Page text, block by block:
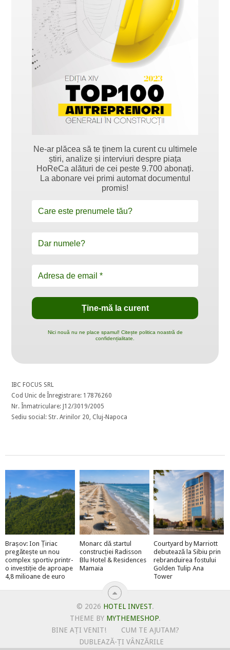
Ne-ar plăcea să te ținem la curent cu ultimele
știri, analize și interviuri despre piața
HoReCa alături de cei peste 9.700 abonați.
La abonare vei primi automat documentul
promis!
Nici nouă nu ne place spamul! Citește politica noastră de
confidențialitate.
IBC FOCUS SRL
Cod Unic de Înregistrare: 17876260
Nr. Înmatriculare: J12/3019/2005
Sediu social: Str. Arinilor 20, Cluj-Napoca
Brașov: Ion Țiriac
pregătește un nou
complex sportiv printr-
o investiție de aproape
4,8 milioane de euro
Monarc dă startul
construcției Radisson
Blu Hotel & Residences
Mamaia
Courtyard by Marriott
debutează la Sibiu prin
rebranduirea fostului
Golden Tulip Ana
Tower
© 2026 HOTEL INVEST.
THEME BY MYTHEMESHOP.
BINE AȚI VENIT!
CUM TE AJUTAM?
DUBLEAZĂ-ȚI VÂNZĂRILE